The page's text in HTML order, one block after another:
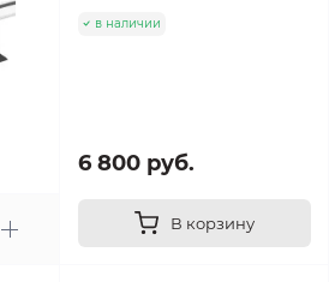
в наличии
6 800 руб.
В корзину